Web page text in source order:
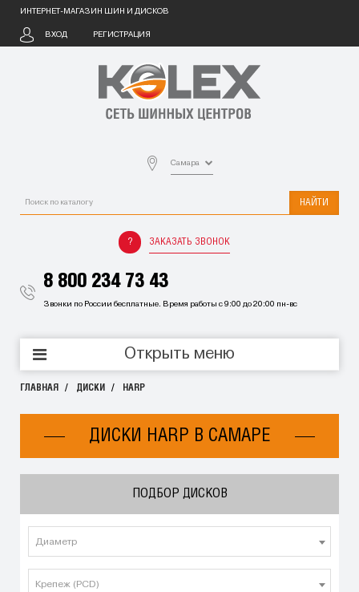
ИНТЕРНЕТ-МАГАЗИН ШИН И ДИСКОВ
ВХОД РЕГИСТРАЦИЯ
Самара
НАЙТИ
ЗАКАЗАТЬ ЗВОНОК
8 800 234 73 43
Звонки по России бесплатные. Время работы с 9:00 до 20:00 пн-вс
Открыть меню
ГЛАВНАЯ ДИСКИ HARP
ДИСКИ HARP В САМАРЕ
ПОДБОР ДИСКОВ
Диаметр
Крепеж (PCD)